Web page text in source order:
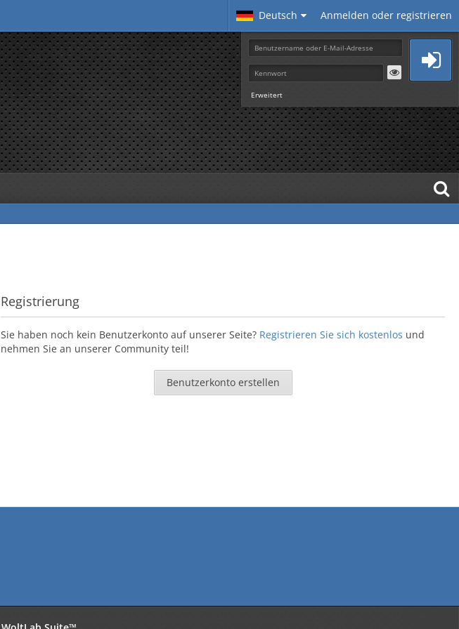
Deutsch Anmelden oder registrieren
Erweitert
Registrierung
Sie haben noch kein Benutzerkonto auf unserer Seite? Registrieren Sie sich kostenlos und
nehmen Sie an unserer Community teil!
Benutzerkonto erstellen